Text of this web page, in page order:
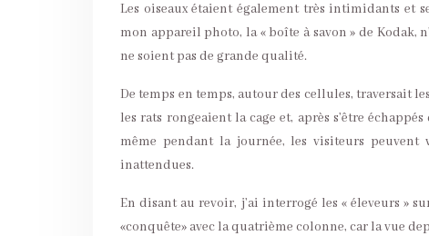
Les oiseaux étaient également très intimidants et
mon appareil photo, la « boîte à savon » de Kodak,
ne soient pas de grande qualité.
De temps en temps, autour des cellules, traversait
les rats rongeaient la cage et, après s’être
même pendant la journée, les visiteurs
inattendues.
En disant au revoir, j’ai interrogé les « éleveurs »
«conquête» avec la quatrième colonne, car la vue